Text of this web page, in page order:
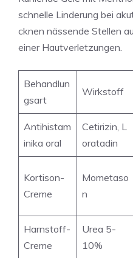
schnelle Linderung bei
cknen nässende Stellen
einer Hautverletzungen.
Behandlun
gsart
Wirkstoff
Antihistam
inika oral
Cetirizin, L
oratadin
Kortison-
Creme
Mometaso
n
Harnstoff-
Creme
Urea 5-
10%